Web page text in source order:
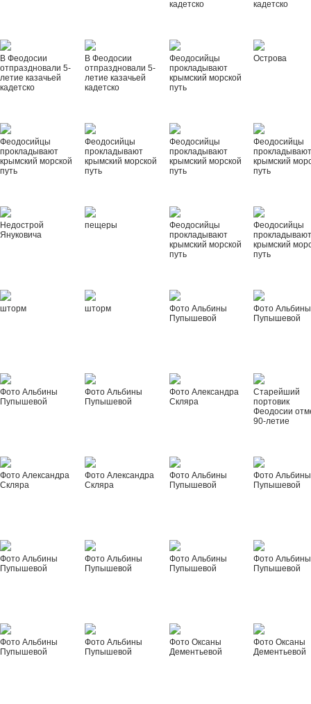
кадетско
кадетско
В Феодосии
отпраздновали 5-
летие казачьей
кадетско
В Феодосии
отпраздновали 5-
летие казачьей
кадетско
Феодосийцы
прокладывают
крымский морской
путь
Острова
Феодосийцы
прокладывают
крымский морской
путь
Феодосийцы
прокладывают
крымский морской
путь
Феодосийцы
прокладывают
крымский морской
путь
Феодосийцы
крымский
путь
Недострой
Януковича
пещеры
Феодосийцы
прокладывают
крымский морской
путь
Феодосийцы
крымский
путь
шторм шторм
Фото Альбины
Пупышевой
Фото Альбины
Пупышевой
Фото Альбины
Пупышевой
Фото Альбины
Пупышевой
Фото Александра
Скляра
Старейший
портовик
Феодосии
90-летие
Фото Александра
Скляра
Фото Александра
Скляра
Фото Альбины
Пупышевой
Фото Альбины
Пупышевой
Фото Альбины
Пупышевой
Фото Альбины
Пупышевой
Фото Альбины
Пупышевой
Фото Альбины
Пупышевой
Фото Альбины
Пупышевой
Фото Альбины
Пупышевой
Фото Оксаны
Дементьевой
Фото Оксаны
Дементьевой